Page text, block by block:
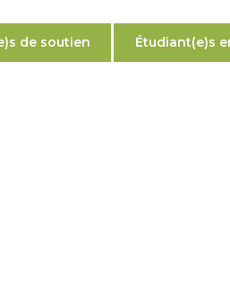
de soutien Étudiant(e)s